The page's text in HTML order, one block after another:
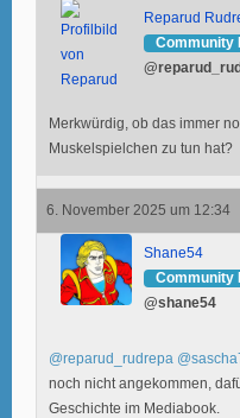
Reparud
Community
Merkwürdig, ob das immer
Muskelspielchen zu tun hat?
6. November 2025 um 12:34
Shane54
Community
@shane54
@reparud_rudrepa
noch nicht angekommen,
Geschichte im Mediabook.